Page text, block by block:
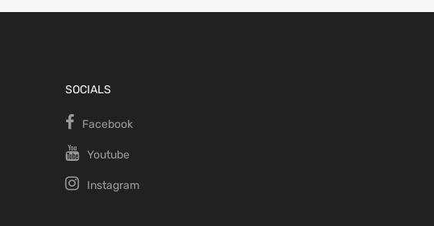
SOCIALS
Facebook
Youtube
Instagram